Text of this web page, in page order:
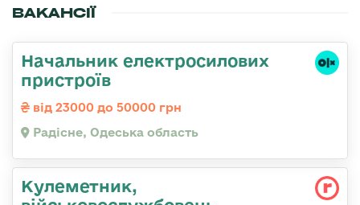
ВАКАНСІЇ
Начальник електросилових
пристроїв
від 23000 до 50000 грн
Радісне, Одеська область
Кулеметник,